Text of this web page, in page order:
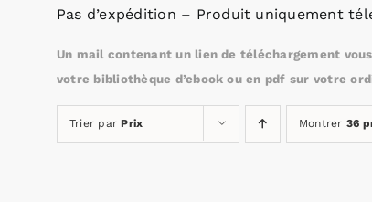
Pas d’expédition – Produit uniquement
Un mail contenant un lien de téléchargement
votre bibliothèque d’ebook ou en pdf sur votre
Trier parPrix Montrer 36